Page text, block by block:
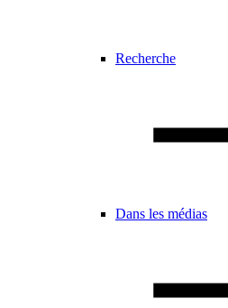
Recherche
Dans les médias